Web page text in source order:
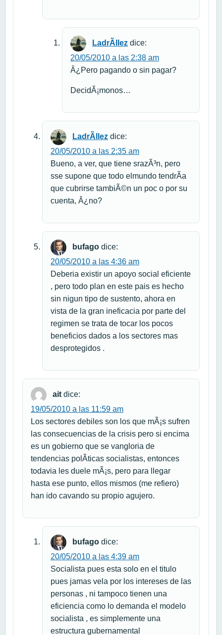
LadrÃ­llez dice:
20/05/2010 a las 2:38 am
Â¿Pero pagando o sin pagar?
DecidÃ¡monos…
LadrÃ­llez dice:
20/05/2010 a las 2:35 am
Bueno, a ver, que tiene srazÃ³n, pero
sse supone que todo elmundo tendrÃ­a
que cubrirse tambiÃ©n un poc o por su
cuenta, Â¿no?
bufago dice:
20/05/2010 a las 4:36 am
Deberia existir un apoyo social eficiente
, pero todo plan en este pais es hecho
sin nigun tipo de sustento, ahora en
vista de la gran ineficacia por parte del
regimen se trata de tocar los pocos
beneficios dados a los sectores mas
desprotegidos .
ait dice:
19/05/2010 a las 11:59 am
Los sectores debiles son los que mÃ¡s sufren
las consecuencias de la crisis pero si encima
es un gobierno que se vangloria de
tendencias polÃ­ticas socialistas, entonces
todavia les duele mÃ¡s, pero para llegar
hasta ese punto, ellos mismos (me refiero)
han ido cavando su propio agujero.
bufago dice:
20/05/2010 a las 4:39 am
Socialista pues esta solo en el titulo
pues jamas vela por los intereses de las
personas , ni tampoco tienen una
eficiencia como lo demanda el modelo
socialista , es simplemente una
estructura gubernamental